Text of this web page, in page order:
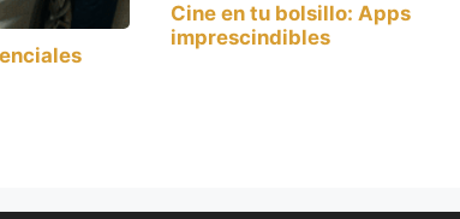
Cine en tu bolsillo: Apps
imprescindibles